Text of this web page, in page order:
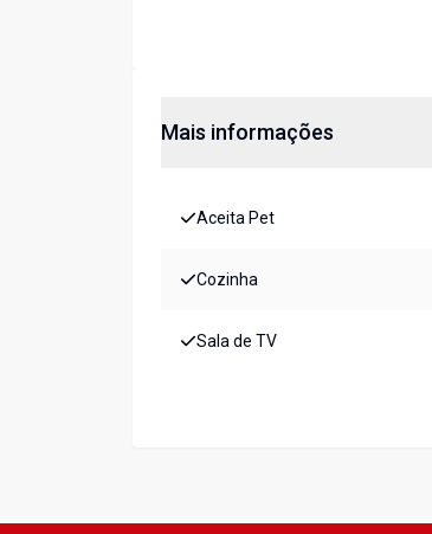
Mais informações
Aceita Pet
Cozinha
Sala de TV